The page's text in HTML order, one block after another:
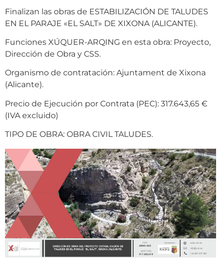
Finalizan las obras de ESTABILIZACIÓN DE TALUDES
EN EL PARAJE «EL SALT» DE XIXONA (ALICANTE).
Funciones XÚQUER-ARQING en esta obra: Proyecto,
Dirección de Obra y CSS.
Organismo de contratación: Ajuntament de Xixona
(Alicante).
Precio de Ejecución por Contrata (PEC): 317.643,65 €
(IVA excluido)
TIPO DE OBRA: OBRA CIVIL TALUDES.